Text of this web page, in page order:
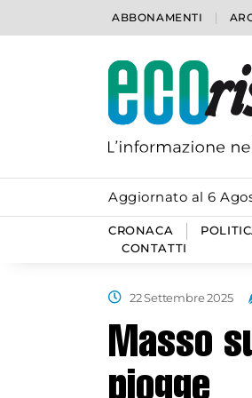
ABBONAMENTI
Aggiornato al 6
CRONACA
CONTATTI
22 Settembre 2025
Masso